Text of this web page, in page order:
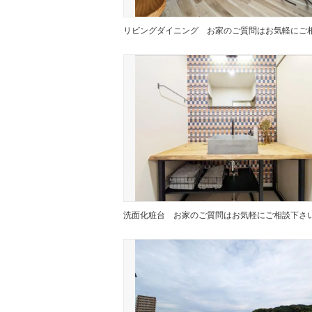
リビングダイニング
洗面化粧台 お家のご質問はお気軽にご相談下さ